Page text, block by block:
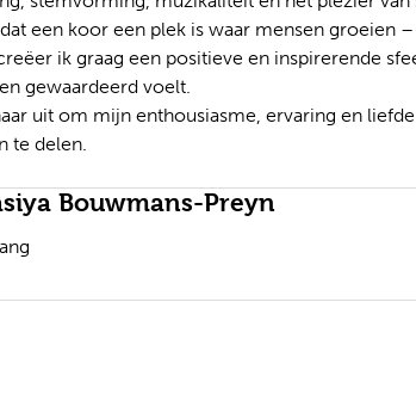
een koor een plek is waar mensen groeien
ik graag een positieve en inspirerende
gewaardeerd voelt.
uit om mijn enthousiasme, ervaring en
te delen.
Bouwmans-Preyn